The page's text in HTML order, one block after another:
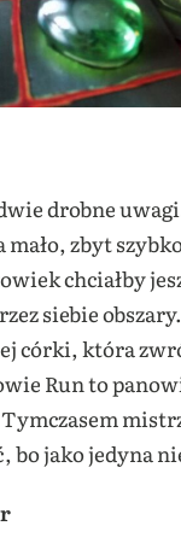
drobne
mało, zbyt
chciałby
siebie
córki, która
Run to
bo jako jedyna